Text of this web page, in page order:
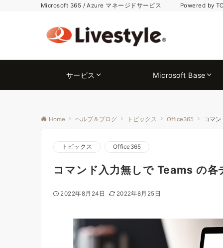
Microsoft 365 / Azure マネージドサービス Powered by
サービス Microsoft Base
Home ヘルプ＆ブログ トピックス Office365 コマ
トピックス Office365
コマンド入力無しで Teams の各
2022年8月24日 2022年8月25日